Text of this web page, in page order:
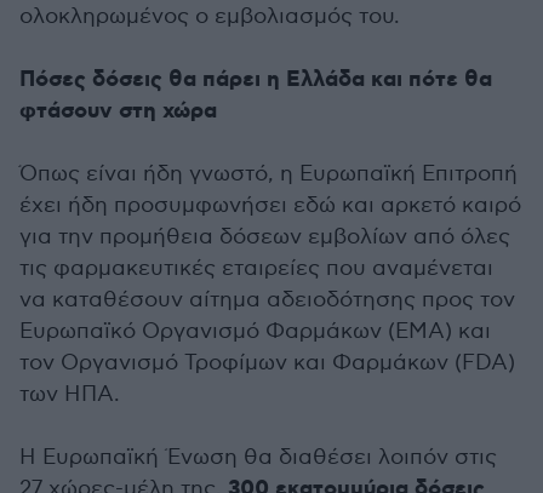
ολοκληρωμένος ο εμβολιασμός του.
Πόσες δόσεις θα πάρει η Ελλάδα και πότε θα
φτάσουν στη χώρα
Όπως είναι ήδη γνωστό, η Ευρωπαϊκή Επιτροπή
έχει ήδη προσυμφωνήσει εδώ και αρκετό καιρό
για την προμήθεια δόσεων εμβολίων από όλες
τις φαρμακευτικές εταιρείες που αναμένεται
να καταθέσουν αίτημα αδειοδότησης προς τον
Ευρωπαϊκό Οργανισμό Φαρμάκων (ΕΜΑ) και
τον Οργανισμό Τροφίμων και Φαρμάκων (FDA)
των ΗΠΑ.
Η Ευρωπαϊκή Ένωση θα διαθέσει λοιπόν στις